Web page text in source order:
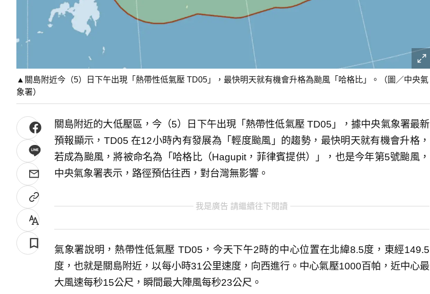
▲關島附近今（5）日下午出現「熱帶性低氣壓 TD05」，最快明天就有機會升格為颱風「哈格比」。（圖／中央氣
象署）
關島附近的大低壓區，今（5）日下午出現「熱帶性低氣壓 TD05」，據中央氣象署最新
預報顯示，TD05 在12小時內有發展為「輕度颱風」的趨勢，最快明天就有機會升格，
若成為颱風，將被命名為「哈格比（Hagupit，菲律賓提供）」，也是今年第5號颱風，
中央氣象署表示，路徑預估往西，對台灣無影響。
我是廣告 請繼續往下閱讀
氣象署說明，熱帶性低氣壓 TD05，今天下午2時的中心位置在北緯8.5度，東經149.5
度，也就是關島附近，以每小時31公里速度，向西進行。中心氣壓1000百帕，近中心最
大風速每秒15公尺，瞬間最大陣風每秒23公尺。